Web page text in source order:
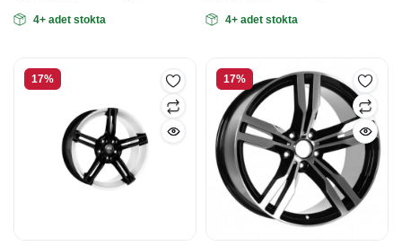
fiyat:
andaki
29.000,00₺.
4+ adet stokta
fiyat:
andaki
26.800,00₺.
4+ adet stokta
17% 17%